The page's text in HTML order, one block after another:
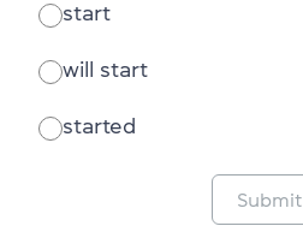
start
will start
started
Submit